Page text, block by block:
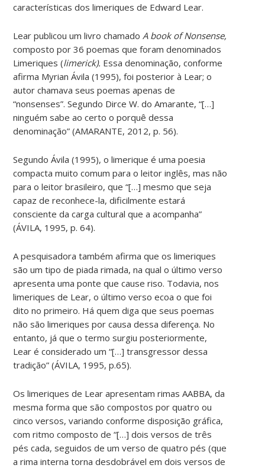
características dos limeriques de Edward Lear.
Lear publicou um livro chamado A book of Nonsense,
composto por 36 poemas que foram denominados
Limeriques (limerick). Essa denominação, conforme
afirma Myrian Ávila (1995), foi posterior à Lear; o
autor chamava seus poemas apenas de
“nonsenses”. Segundo Dirce W. do Amarante, “[…]
ninguém sabe ao certo o porquê dessa
denominação” (AMARANTE, 2012, p. 56).
Segundo Ávila (1995), o limerique é uma poesia
compacta muito comum para o leitor inglês, mas não
para o leitor brasileiro, que “[…] mesmo que seja
capaz de reconhece-la, dificilmente estará
consciente da carga cultural que a acompanha”
(ÁVILA, 1995, p. 64).
A pesquisadora também afirma que os limeriques
são um tipo de piada rimada, na qual o último verso
apresenta uma ponte que cause riso. Todavia, nos
limeriques de Lear, o último verso ecoa o que foi
dito no primeiro. Há quem diga que seus poemas
não são limeriques por causa dessa diferença. No
entanto, já que o termo surgiu posteriormente,
Lear é considerado um “[…] transgressor dessa
tradição” (ÁVILA, 1995, p.65).
Os limeriques de Lear apresentam rimas AABBA, da
mesma forma que são compostos por quatro ou
cinco versos, variando conforme disposição gráfica,
com ritmo composto de “[…] dois versos de três
pés cada, seguidos de um verso de quatro pés (que
a rima interna torna desdobrável em dois versos de